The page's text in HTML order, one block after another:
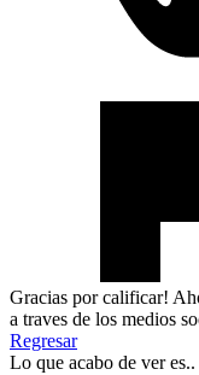
Gracias por calificar!
a traves de los medios
Regresar
Lo que acabo de ver es..